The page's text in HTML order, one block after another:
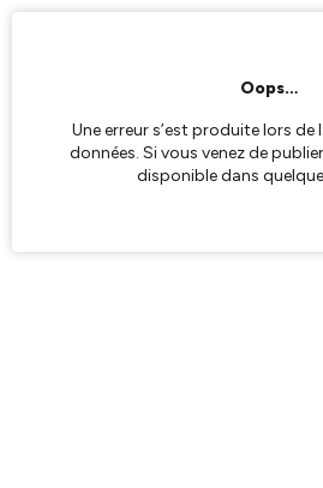
Oops…
Une erreur s’est produite lors
données. Si vous venez de
disponible dans